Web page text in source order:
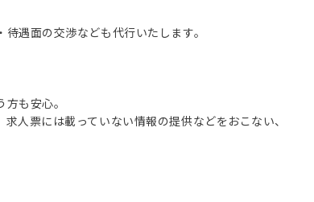
遇面の交渉なども代行いたします。
も安心。
人票には載っていない情報の提供などをおこない、